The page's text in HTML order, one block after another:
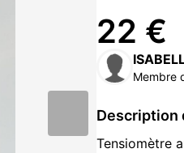
22 €
Membre
Description
Tensiomètre